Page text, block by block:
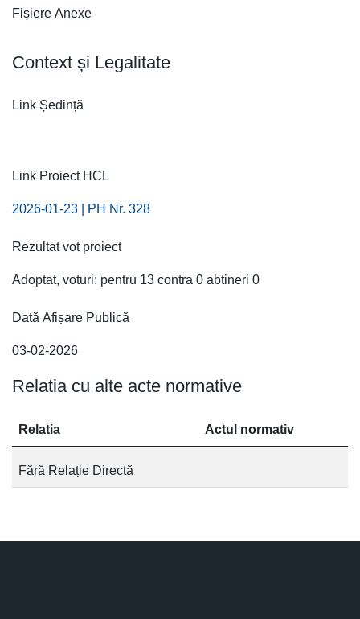
Fișiere Anexe
Context și Legalitate
Link Ședință
Link Proiect HCL
2026-01-23 | PH Nr. 328
Rezultat vot proiect
Adoptat, voturi: pentru 13 contra 0 abtineri 0
Dată Afișare Publică
03-02-2026
Relatia cu alte acte normative
Relatia Actul normativ
Fără Relație Directă